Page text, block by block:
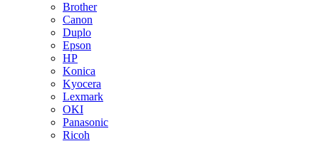
Brother
Canon
Duplo
Epson
HP
Konica
Kyocera
Lexmark
OKI
Panasonic
Ricoh